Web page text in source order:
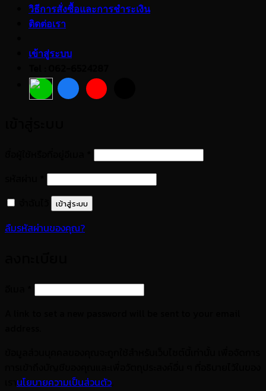
วิธีการสั่งซื้อและการชำระเงิน
ติดต่อเรา
เข้าสู่ระบบ
ต้องการ
ต้องการ
เข้าสู่ระบบ
ลืมรหัสผ่านของคุณ?
ต้องการ
นโยบายความเป็นส่วนตัว